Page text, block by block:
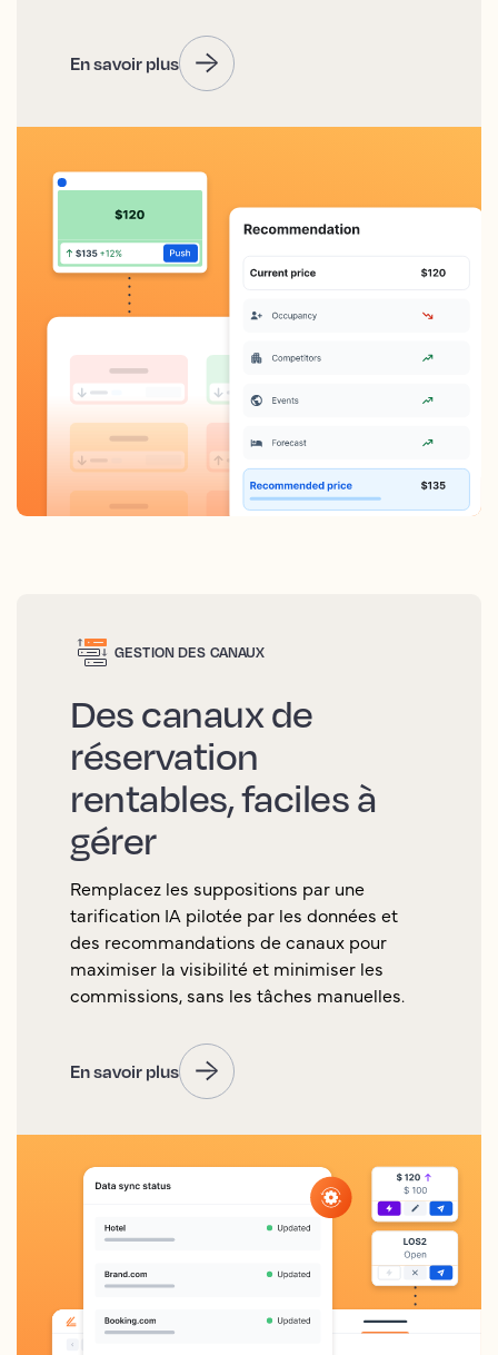
En savoir plus
GESTION DES CANAUX
Des canaux de
réservation
rentables, faciles à
gérer
Remplacez les suppositions par une
tarification IA pilotée par les données et
des recommandations de canaux pour
maximiser la visibilité et minimiser les
commissions, sans les tâches manuelles.
En savoir plus